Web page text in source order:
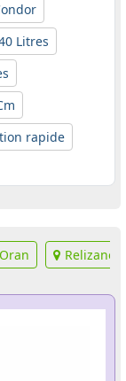
Litres
rapide
Oran Relizane